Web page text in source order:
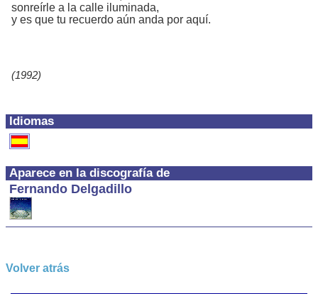
Idiomas
Aparece en la discografía de
Fernando Delgadillo
sonreírle a la calle iluminada,
y es que tu recuerdo aún anda por aquí.
(1992)
Volver atrás